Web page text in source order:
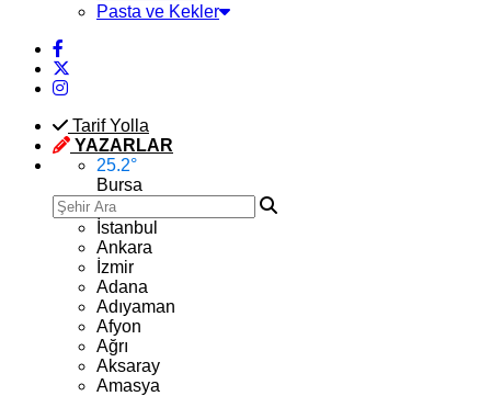
Pasta ve Kekler
Tarif Yolla
YAZARLAR
25.2°
Bursa
İstanbul
Ankara
İzmir
Adana
Adıyaman
Afyon
Ağrı
Aksaray
Amasya